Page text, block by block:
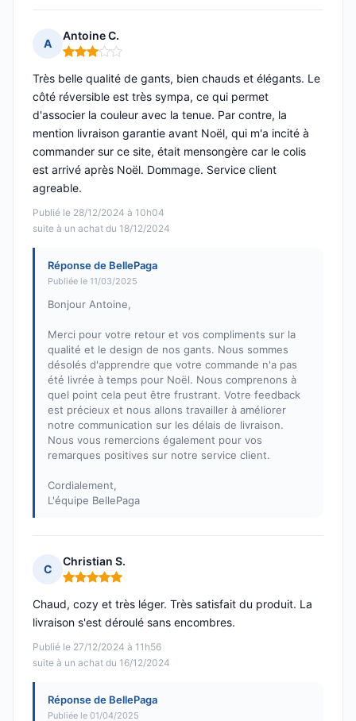
A
Antoine C.
Note : 3 sur 5
Publié le 28/12/2024 à 10h04
suite à un achat du 18/12/2024
Très belle qualité de gants, bien chauds et élégants. Le
côté réversible est très sympa, ce qui permet
d'associer la couleur avec la tenue. Par contre, la
mention livraison garantie avant Noël, qui m'a incité à
commander sur ce site, était mensongère car le colis
est arrivé après Noël. Dommage. Service client
agreable.
Réponse de BellePaga
Publiée le 11/03/2025
Bonjour Antoine,
Merci pour votre retour et vos compliments sur la
qualité et le design de nos gants. Nous sommes
désolés d'apprendre que votre commande n'a pas
été livrée à temps pour Noël. Nous comprenons à
quel point cela peut être frustrant. Votre feedback
est précieux et nous allons travailler à améliorer
notre communication sur les délais de livraison.
Nous vous remercions également pour vos
remarques positives sur notre service client.
Cordialement,
L'équipe BellePaga
C
Christian S.
Note : 5 sur 5
Publié le 27/12/2024 à 11h56
suite à un achat du 16/12/2024
Chaud, cozy et très léger. Très satisfait du produit. La
livraison s'est déroulé sans encombres.
Réponse de BellePaga
Publiée le 01/04/2025